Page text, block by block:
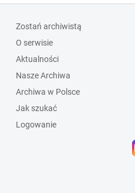
Zostań archiwistą
O serwisie
Aktualności
Nasze Archiwa
Archiwa w Polsce
Jak szukać
Logowanie